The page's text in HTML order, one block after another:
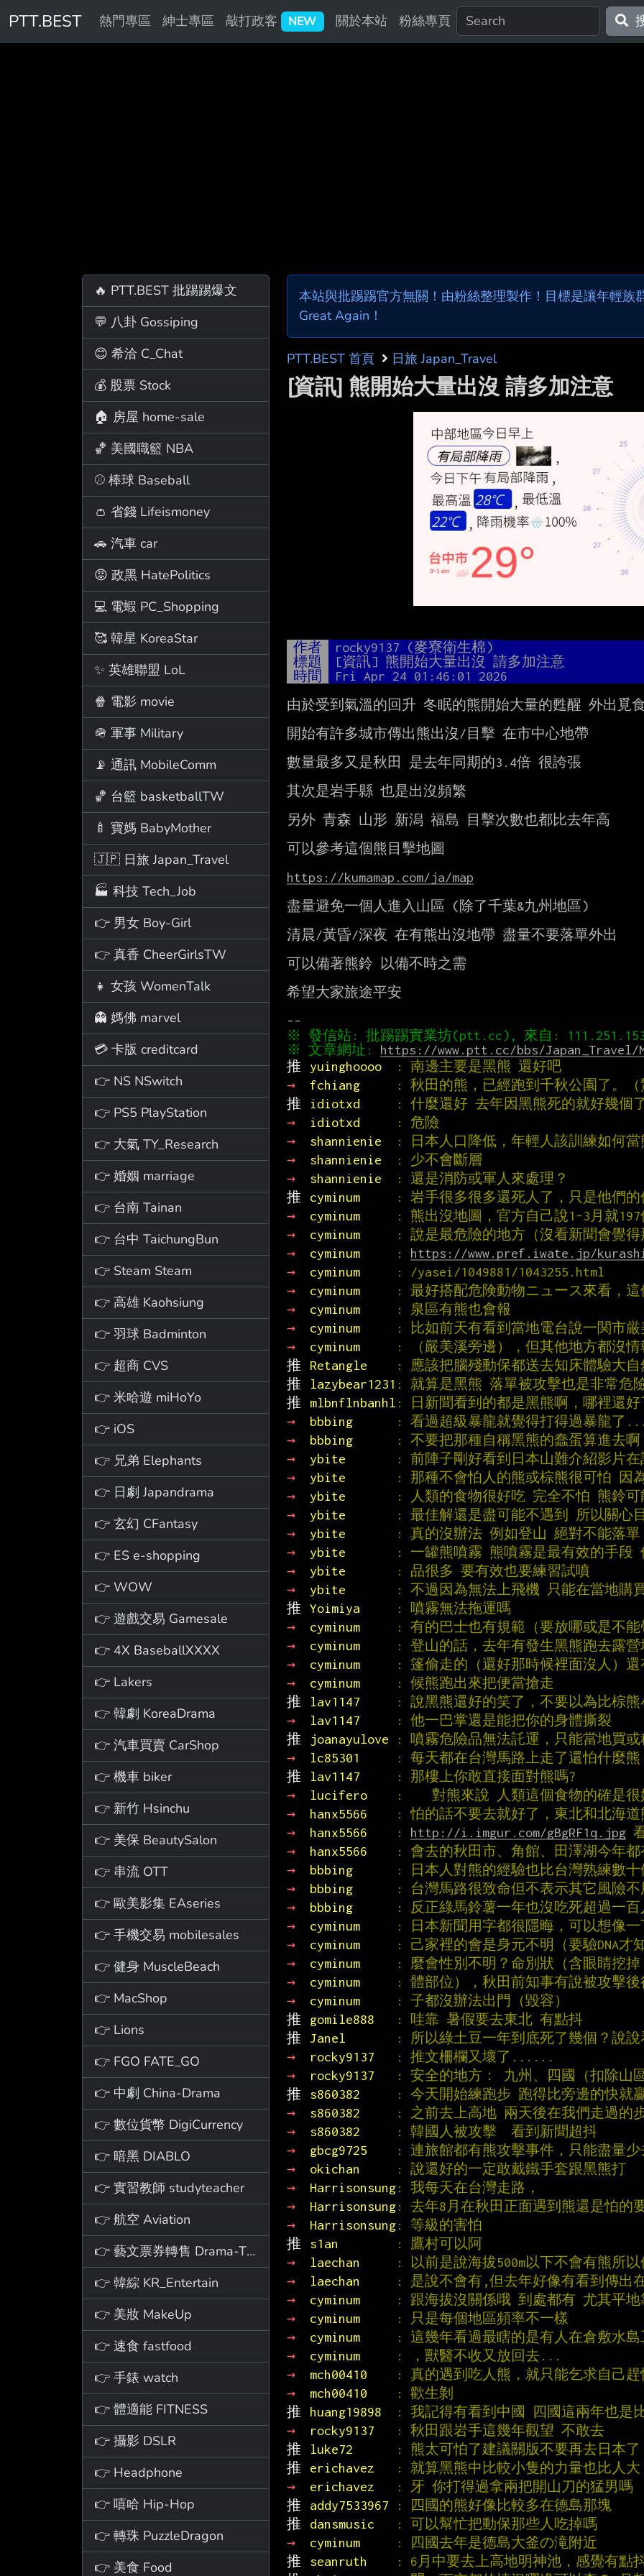
PTT.BEST 熱門專區 紳士專區 敲打政客 NEW 關於本站 粉絲專頁
🔥 PTT.BEST 批踢踢爆文
💬 八卦 Gossiping
😊 希洽 C_Chat
💰 股票 Stock
🏠 房屋 home-sale
🏀 美國職籃 NBA
⚾ 棒球 Baseball
👛 省錢 Lifeismoney
🚗 汽車 car
😡 政黑 HatePolitics
💻 電蝦 PC_Shopping
🥰 韓星 KoreaStar
✨ 英雄聯盟 LoL
🍿 電影 movie
🪖 軍事 Military
📡 通訊 MobileComm
🏀 台籃 basketballTW
🍼 寶媽 BabyMother
🇯🇵 日旅 Japan_Travel
🏭 科技 Tech_Job
👉 男女 Boy-Girl
👉 真香 CheerGirlsTW
👧 女孩 WomenTalk
👻 媽佛 marvel
💳 卡版 creditcard
👉 NS NSwitch
👉 PS5 PlayStation
👉 大氣 TY_Research
👉 婚姻 marriage
👉 台南 Tainan
👉 台中 TaichungBun
👉 Steam Steam
👉 高雄 Kaohsiung
👉 羽球 Badminton
👉 超商 CVS
👉 米哈遊 miHoYo
👉 iOS
👉 兄弟 Elephants
👉 日劇 Japandrama
👉 玄幻 CFantasy
👉 ES e-shopping
👉 WOW
👉 遊戲交易 Gamesale
👉 4X BaseballXXXX
👉 Lakers
👉 韓劇 KoreaDrama
👉 汽車買賣 CarShop
👉 機車 biker
👉 新竹 Hsinchu
👉 美保 BeautySalon
👉 串流 OTT
👉 歐美影集 EAseries
👉 手機交易 mobilesales
👉 健身 MuscleBeach
👉 MacShop
👉 Lions
👉 FGO FATE_GO
👉 中劇 China-Drama
👉 數位貨幣 DigiCurrency
👉 暗黑 DIABLO
👉 實習教師 studyteacher
👉 航空 Aviation
👉 藝文票券轉售 Drama-Ticket
👉 韓綜 KR_Entertain
👉 美妝 MakeUp
👉 速食 fastfood
👉 手錶 watch
👉 體適能 FITNESS
👉 攝影 DSLR
👉 Headphone
👉 嘻哈 Hip-Hop
👉 轉珠 PuzzleDragon
👉 美食 Food
本站與批踢踢官方無關！由粉絲整理製作！目標是讓年輕族
Great Again！
PTT.BEST 首頁 日旅 Japan_Travel
[資訊] 熊開始大量出沒 請多加注意
作者 rocky9137 (麥寮衛生棉)
標題
[資訊] 熊開始大量出沒 請多加注意
時間
Fri Apr 24 01:46:01 2026
由於受到氣溫的回升 冬眠的熊開始大量的甦醒 外出覓
開始有許多城市傳出熊出沒/目擊 在市中心地帶
數量最多又是秋田 是去年同期的3.4倍 很誇張
其次是岩手縣 也是出沒頻繁
另外 青森 山形 新潟 福島 目擊次數也都比去年高
可以參考這個熊目擊地圖
https://kumamap.com/ja/map
盡量避免一個人進入山區 (除了千葉&九州地區)
清晨/黃昏/深夜 在有熊出沒地帶 盡量不要落單外出
可以備著熊鈴 以備不時之需
希望大家旅途平安
※ 文章網址: https://www.ptt.cc/bbs/Japan_Travel/
推
yuinghoooo : 南邊主要是黑熊 還好吧
→
fchiang : 秋田的熊，已經跑到千秋公園了。（
推
idiotxd : 什麼還好 去年因黑熊死的就好幾個
→
idiotxd : 危險
→
shannienie : 日本人口降低，年輕人該訓練如何當
→
shannienie : 少不會斷層
→
shannienie : 還是消防或軍人來處理？
推
cyminum : 岩手很多很多還死人了，只是他們的
→
cyminum : 熊出沒地圖，官方自己說1-3月就
→
cyminum : 說是最危險的地方（沒看新聞會覺得
→
cyminum : https://www.pref.iwate.jp/
→
cyminum : /yasei/1049881/1043255.html
→
cyminum : 最好搭配危険動物ニュース來看，這
→
cyminum : 泉區有熊也會報
→
cyminum : 比如前天有看到當地電台說一関市厳
→
cyminum : （嚴美溪旁邊），但其他地方都沒情
推
Retangle : 應該把腦殘動保都送去知床體驗大自
推
lazybear1231 : 就算是黑熊 落單被攻擊也是非常危
推
mlbnflnbanhl : 日新聞看到的都是黑熊啊，哪裡還好
→
bbbing : 看過超級暴龍就覺得打得過暴龍了...
→
bbbing : 不要把那種自稱黑熊的蠢蛋算進去啊
→
ybite : 前陣子剛好看到日本山難介紹影片在
→
ybite : 那種不會怕人的熊或棕熊很可怕 因
→
ybite : 人類的食物很好吃 完全不怕 熊鈴可
→
ybite : 最佳解還是盡可能不遇到 所以關心
→
ybite : 真的沒辦法 例如登山 絕對不能落單
→
ybite : 一罐熊噴霧 熊噴霧是最有效的手段
→
ybite : 品很多 要有效也要練習試噴
→
ybite : 不過因為無法上飛機 只能在當地購
推 Yoimiya : 噴霧無法拖運嗎
→
cyminum : 有的巴士也有規範（要放哪或是不能
→
cyminum : 登山的話，去年有發生黑熊跑去露營
→
cyminum : 篷偷走的（還好那時候裡面沒人）
→
cyminum : 候熊跑出來把便當搶走
推
lav1147 : 說黑熊還好的笑了，不要以為比棕
→
lav1147 : 他一巴掌還是能把你的身體撕裂
推
joanayulove : 噴霧危險品無法託運，只能當地買或
→
lc85301 : 每天都在台灣馬路上走了還怕什麼熊
推
lav1147 : 那樓上你敢直接面對熊嗎?
→
lucifero :    對熊來說 人類這個食物的確是很
→
hanx5566 : 怕的話不要去就好了，東北和北海
→
hanx5566 : http://i.imgur.com/gBgRF1q.jpg 看
→
hanx5566 : 會去的秋田市、角館、田澤湖今年都
→
bbbing : 日本人對熊的經驗也比台灣熟練數十
→
bbbing : 台灣馬路很致命但不表示其它風險不
→
bbbing : 反正綠馬鈴薯一年也沒吃死超過一百
→
cyminum : 日本新聞用字都很隱晦，可以想像一
→
cyminum : 己家裡的會是身元不明（要驗DNA才
→
cyminum : 麼會性別不明？命別狀（含眼睛挖掉
→
cyminum : 體部位），秋田前知事有說被攻擊後
→
cyminum : 子都沒辦法出門（毀容）
推
gomile888 : 哇靠 暑假要去東北 有點抖
推 Janel : 所以綠土豆一年到底死了幾個？說說
→
rocky9137 : 推文柵欄又壞了......
→
rocky9137 : 安全的地方： 九州、四國（扣除山
推
s860382 : 今天開始練跑步 跑得比旁邊的快就
→
s860382 : 之前去上高地 兩天後在我們走過的
→
s860382 : 韓國人被攻擊  看到新聞超抖
→
gbcg9725 : 連旅館都有熊攻擊事件，只能盡量少
→
okichan : 說還好的一定敢戴鐵手套跟黑熊打
→
Harrisonsung: 我每天在台灣走路，
→
Harrisonsung: 去年8月在秋田正面遇到熊還是怕的
→
Harrisonsung: 等級的害怕
推
s1an : 鷹村可以阿
→
laechan : 以前是說海拔500m以下不會有熊所
→
laechan : 是說不會有,但去年好像有看到傳出
→
cyminum : 跟海拔沒關係哦 到處都有 尤其平地
→
cyminum : 只是每個地區頻率不一樣
→
cyminum : 這幾年看過最瞎的是有人在倉敷水島
→
cyminum : ，獸醫不收又放回去...
→
mch00410 : 真的遇到吃人熊，就只能乞求自己趕
→
mch00410 : 歡生剝
推
huang19898 : 我記得有看到中國 四國這兩年也是
→
rocky9137 : 秋田跟岩手這幾年觀望 不敢去
推
luke72 : 熊太可怕了建議關版不要再去日本了
推
erichavez : 就算黑熊中比較小隻的力量也比人大
→
erichavez : 牙 你打得過拿兩把開山刀的猛男嗎
推
addy7533967 : 四國的熊好像比較多在德島那塊
推
dansmusic : 可以幫忙把動保那些人吃掉嗎
→
cyminum : 四國去年是德島大釜の滝附近
推
seanruth : 6月中要去上高地明神池，感覺有點